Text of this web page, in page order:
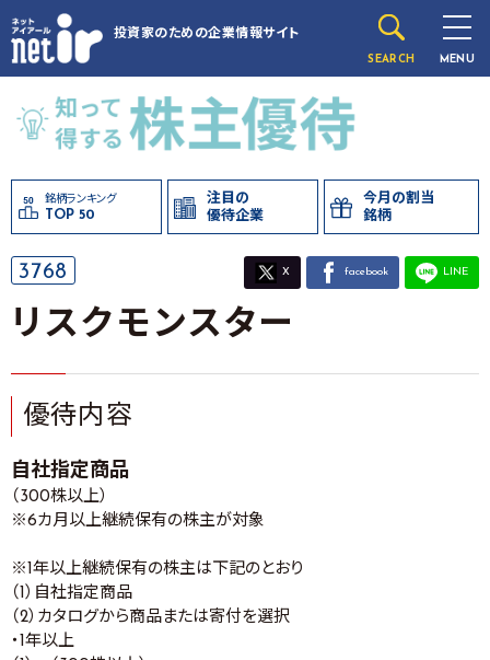
投資家のための企業情報サイト
SEARCH MENU
銘柄ランキング
TOP 50
注目の
優待企業
今月の割当
銘柄
3768 X facebook LINE
リスクモンスター
優待内容
自社指定商品
（300株以上）
※6カ月以上継続保有の株主が対象
※1年以上継続保有の株主は下記のとおり
（1）自社指定商品
（2）カタログから商品または寄付を選択
・1年以上